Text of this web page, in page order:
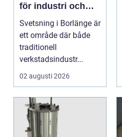
för industri och
konstruktion
Svetsning i Borlänge är
ett område där både
traditionell
verkstadsindustr...
02 augusti 2026